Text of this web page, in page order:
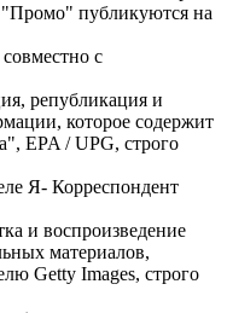
публикуются на
с
републикация и
которое содержит
EPA / UPG, строго
Я- Корреспондент
и воспроизведение
материалов,
Getty Images, строго